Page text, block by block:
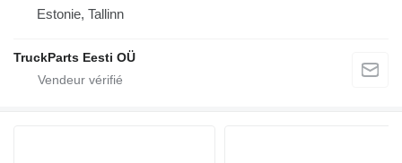
Estonie, Tallinn
TruckParts Eesti OÜ